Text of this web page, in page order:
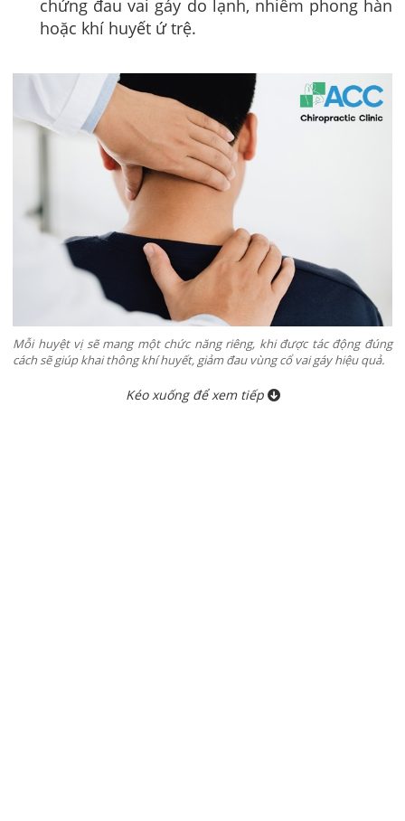
chứng đau vai gáy do lạnh, nhiễm phong hàn
hoặc khí huyết ứ trệ.
Mỗi huyệt vị sẽ mang một chức năng riêng, khi được tác động đúng
cách sẽ giúp khai thông khí huyết, giảm đau vùng cổ vai gáy hiệu quả.
Kéo xuống để xem tiếp